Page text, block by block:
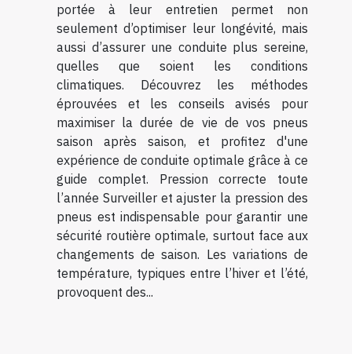
portée à leur entretien permet non
seulement d’optimiser leur longévité, mais
aussi d’assurer une conduite plus sereine,
quelles que soient les conditions
climatiques. Découvrez les méthodes
éprouvées et les conseils avisés pour
maximiser la durée de vie de vos pneus
saison après saison, et profitez d'une
expérience de conduite optimale grâce à ce
guide complet. Pression correcte toute
l’année Surveiller et ajuster la pression des
pneus est indispensable pour garantir une
sécurité routière optimale, surtout face aux
changements de saison. Les variations de
température, typiques entre l’hiver et l’été,
provoquent des...